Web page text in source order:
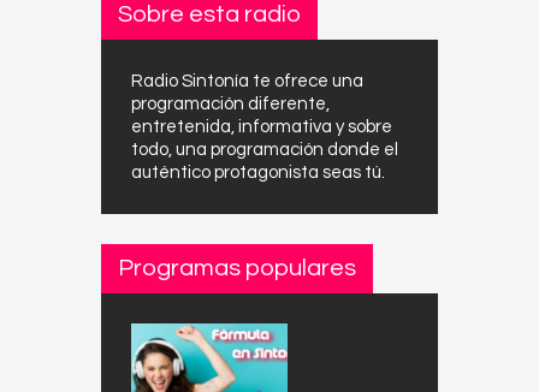
Sobre esta radio
Radio Sintonía te ofrece una
programación diferente,
entretenida, informativa y sobre
todo, una programación donde el
auténtico protagonista seas tú.
Programas populares